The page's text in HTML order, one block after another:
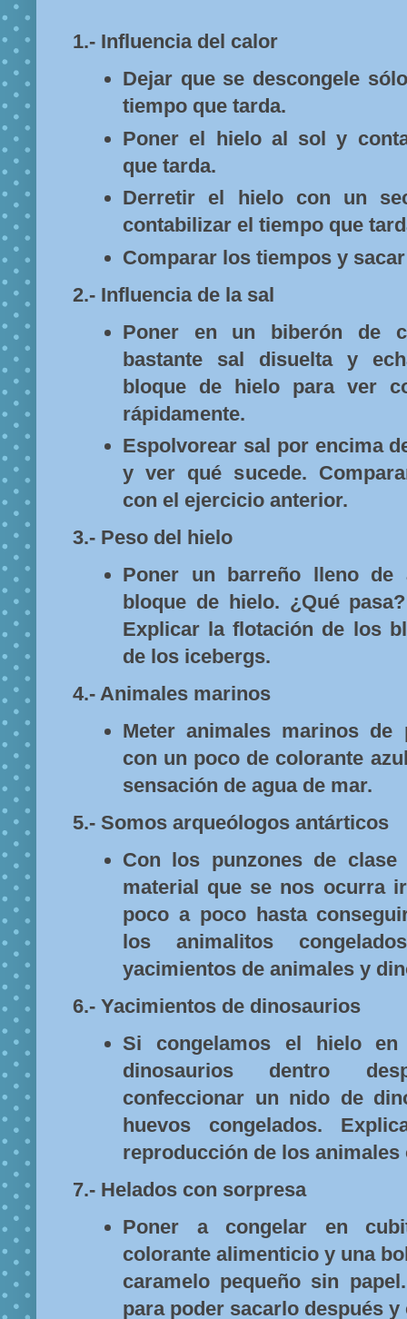
1.- Influencia del calor
Dejar que se descongele
tiempo que tarda.
Poner el hielo al sol y
que tarda.
Derretir el hielo con un
contabilizar el tiempo que
Comparar los tiempos y
2.- Influencia de la sal
Poner en un biberón de
bastante sal disuelta y
bloque de hielo para ver
rápidamente.
Espolvorear sal por encima
y ver qué sucede.
con el ejercicio anterior.
3.- Peso del hielo
Poner un barreño lleno de
bloque de hielo. ¿Qué
Explicar la flotación de los
de los icebergs.
4.- Animales marinos
Meter animales marinos de
con un poco de colorante
sensación de agua de mar.
5.- Somos arqueólogos antárticos
Con los punzones de
material que se nos ocurra
poco a poco hasta
los animalitos
yacimientos de animales y
6.- Yacimientos de dinosaurios
Si congelamos el hielo
dinosaurios dentro
confeccionar un nido de
huevos congelados.
reproducción de los animales
7.- Helados con sorpresa
Poner a congelar en
colorante alimenticio y una
caramelo pequeño sin
para poder sacarlo después y